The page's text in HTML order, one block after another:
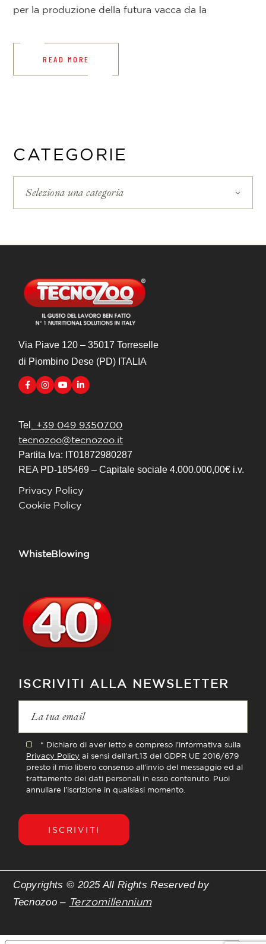
per la produzione della futura vacca da la
READ MORE
CATEGORIE
Seleziona una categoria
Via Piave 120 – 35017 Torreselle
di Piombino Dese (PD) ITALIA
Tel
. +39 049 9350700
tecnozoo@tecnozoo.it
Partita Iva: IT01872980287
REA PD-185469 – Capitale sociale 4.000.000,00€ i.v.
Privacy Policy
Cookie Policy
WhisteBlowing
ISCRIVITI ALLA NEWSLETTER
* Dichiaro di aver letto e compreso l'informativa sulla
Privacy Policy ai sensi dell'art.13 del GDPR UE 2016/679
presto il mio libero consenso all'invio del messaggio ed al
trattamento dei dati personali in esso contenuto. Puoi
annullare l'iscrizione in qualsiasi momento.
ISCRIVITI
Copyrights © 2025 All Rights Reserved by
Tecnozoo – Terzomillennium